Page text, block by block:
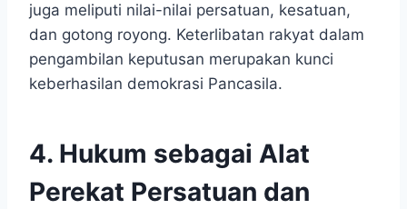
juga meliputi nilai-nilai persatuan, kesatuan,
dan gotong royong. Keterlibatan rakyat dalam
pengambilan keputusan merupakan kunci
keberhasilan demokrasi Pancasila.
4. Hukum sebagai Alat
Perekat Persatuan dan